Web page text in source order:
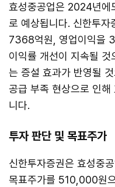
효성중공업은 2024년에
로 예상됩니다. 신한투
7368억원, 영업이익을
이익률 개선이 지속될
는 증설 효과가 반영될
공급 부족 현상으로 인해
니다.
투자 판단 및 목표주가
신한투자증권은 효성중
목표주가를 510,000원